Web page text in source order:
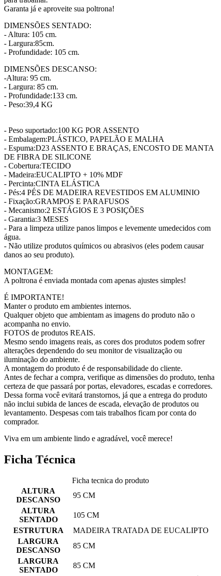
Garanta já e aproveite sua poltrona!
DIMENSÕES SENTADO:
- Altura: 105 cm.
- Largura:85cm.
- Profundidade: 105 cm.
DIMENSÕES DESCANSO:
-Altura: 95 cm.
- Largura: 85 cm.
- Profundidade:133 cm.
- Peso:39,4 KG
- Peso suportado:100 KG POR ASSENTO
- Embalagem:PLÁSTICO, PAPELÃO E MALHA
- Espuma:D23 ASSENTO E BRAÇAS, ENCOSTO DE MANTA
DE FIBRA DE SILICONE
- Cobertura:TECIDO
- Madeira:EUCALIPTO + 10% MDF
- Percinta:CINTA ELÁSTICA
- Pés:4 PÉS DE MADEIRA REVESTIDOS EM ALUMINIO
- Fixação:GRAMPOS E PARAFUSOS
- Mecanismo:2 ESTÁGIOS E 3 POSIÇÕES
- Garantia:3 MESES
- Para a limpeza utilize panos limpos e levemente umedecidos com
água.
- Não utilize produtos químicos ou abrasivos (eles podem causar
danos ao seu produto).
MONTAGEM:
A poltrona é enviada montada com apenas ajustes simples!
É IMPORTANTE!
Manter o produto em ambientes internos.
Qualquer objeto que ambientam as imagens do produto não o
acompanha no envio.
FOTOS de produtos REAIS.
Mesmo sendo imagens reais, as cores dos produtos podem sofrer
alterações dependendo do seu monitor de visualização ou
iluminação do ambiente.
A montagem do produto é de responsabilidade do cliente.
Antes de fechar a compra, verifique as dimensões do produto, tenha
certeza de que passará por portas, elevadores, escadas e corredores.
Dessa forma você evitará transtornos, já que a entrega do produto
não inclui subida de lances de escada, elevação de produtos ou
levantamento. Despesas com tais trabalhos ficam por conta do
comprador.
Viva em um ambiente lindo e agradável, você merece!
Ficha Técnica
Ficha tecnica do produto
ALTURA
DESCANSO
95 CM
ALTURA
SENTADO
105 CM
ESTRUTURA
MADEIRA TRATADA DE EUCALIPTO
LARGURA
DESCANSO
85 CM
LARGURA
SENTADO
85 CM